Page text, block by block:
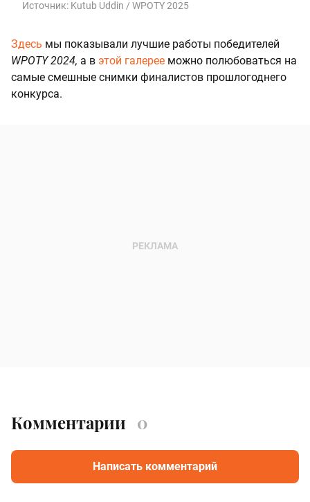
Источник: Kutub Uddin / WPOTY 2025
Здесь мы показывали лучшие работы победителей
WPOTY 2024, а в этой галерее можно полюбоваться на
самые смешные снимки финалистов прошлогоднего
конкурса.
Комментарии 0
Написать комментарий